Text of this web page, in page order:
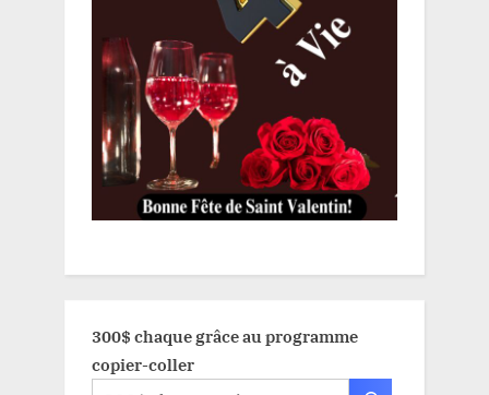
300$ chaque grâce au programme
copier-coller